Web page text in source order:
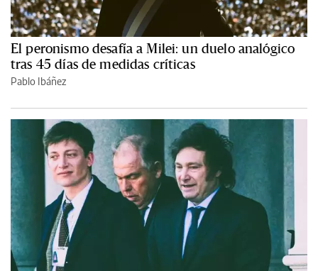
El peronismo desafía a Milei: un duelo analógico
tras 45 días de medidas críticas
Pablo Ibáñez